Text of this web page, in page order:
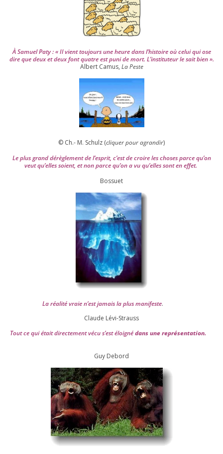
À Samuel Paty : « Il vient tou­jours une heure dans l’his­toire où celui qui ose
dire que deux et deux font quatre est puni de mort. L’instituteur le sait bien ».
Albert Camus, La Peste
© Ch.- M. Schulz (cli­quer pour agran­dir)
Le plus grand dérè­gle­ment de l’es­prit, c’est de croire les choses parce qu’on
veut qu’elles soient, et non parce qu’on a vu qu’elles sont en effet.
Bossuet
La réa­lité vraie n’est jamais la plus mani­feste.
Claude Lévi-Strauss
Tout ce qui était direc­te­ment vécu s’est éloi­gnédans une repré­sen­ta­tion.
Guy Debord